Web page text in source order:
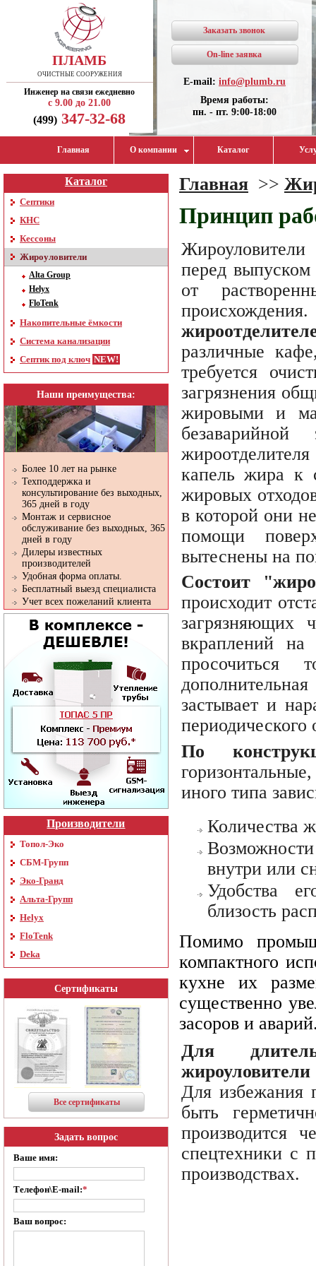
ПЛАМБ
ОЧИСТНЫЕ СООРУЖЕНИЯ
Инженер на связи ежедневно
с 9.00 до 21.00
(499) 347-32-68
Заказать звонок
On-line заявка
E-mail: info@plumb.ru
Время работы:
пн. - пт. 9:00-18:00
Главная О компании Каталог
Каталог
Септики
КНС
Кессоны
Жироуловители
Alta Group
Helyx
FloTenk
Накопительные ёмкости
Система канализации
Септик под ключ
Наши преимущества:
Более 10 лет на рынке
Техподдержка и
консультирование без выходных,
365 дней в году
Монтаж и сервисное
обслуживание без выходных, 365
дней в году
Дилеры известных
производителей
Удобная форма оплаты.
Бесплатный выезд специалиста
Учет всех пожеланий клиента
Производители
Топол-Эко
СБМ-Групп
Эко-Гранд
Альта-Групп
Helyx
FloTenk
Deka
Сертификаты
Все сертификаты
Задать вопрос
Ваше имя:
Телефон\E-mail:*
Ваш вопрос:
Главная >>
Принцип
Жироуловители
перед
от
различные
требуется
загрязнения
жировыми и
капель жира к
жировых
в которой они
помощи
вытеснены на
Состоит
происходит
загрязняющих
вкраплений
просочиться
застывает и
По
иного типа
Количества
внутри или
Удобства
близость
Помимо
компактного
кухне их
существенно
засоров и
Для
жироуловители
Для избежания
быть
производится
спецтехники с
производствах.